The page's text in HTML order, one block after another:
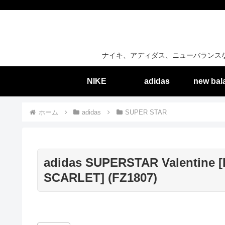
ナイキ、アディダス、ニューバラン
NIKE adidas new
ホーム adidas SUPER STAR
adidas SUPERSTAR Valentine
SCARLET] (FZ1807)